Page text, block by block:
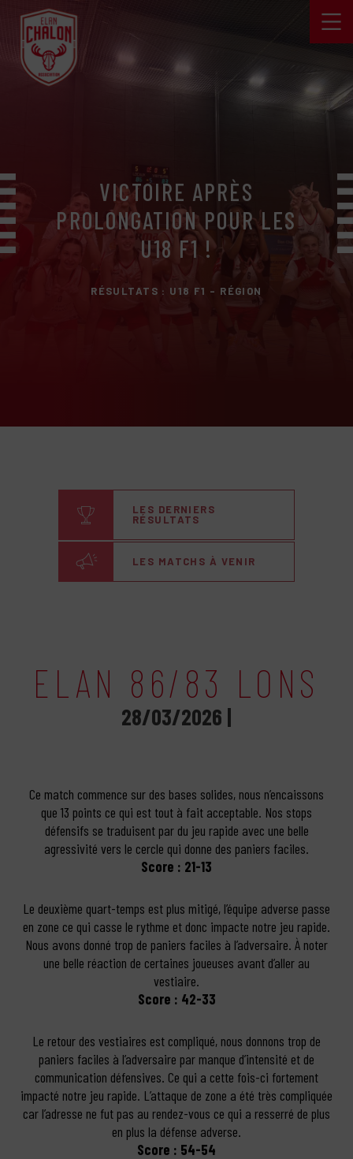
VICTOIRE APRÈS
PROLONGATION POUR LES
U18 F1 !
RÉSULTATS : U18 F1 - RÉGION
LES DERNIERS
RÉSULTATS
LES MATCHS À VENIR
ELAN 86/83 LONS
28/03/2026 |
Ce match commence sur des bases solides, nous n’encaissons
que 13 points ce qui est tout à fait acceptable. Nos stops
défensifs se traduisent par du jeu rapide avec une belle
agressivité vers le cercle qui donne des paniers faciles.
Score : 21-13
Le deuxième quart-temps est plus mitigé, l’équipe adverse passe
en zone ce qui casse le rythme et donc impacte notre jeu rapide.
Nous avons donné trop de paniers faciles à l’adversaire. À noter
une belle réaction de certaines joueuses avant d’aller au
vestiaire.
Score : 42-33
Le retour des vestiaires est compliqué, nous donnons trop de
paniers faciles à l’adversaire par manque d’intensité et de
communication défensives. Ce qui a cette fois-ci fortement
impacté notre jeu rapide. L’attaque de zone a été très compliquée
car l’adresse ne fut pas au rendez-vous ce qui a resserré de plus
en plus la défense adverse.
Score : 54-54